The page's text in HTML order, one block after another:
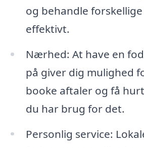
og behandle
effektivt.
Nærhed: At have en
på giver dig mulighed
booke aftaler og få
du har brug for det.
Personlig service: